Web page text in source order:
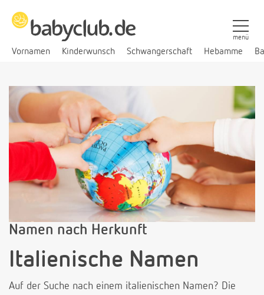
Vornamen Kinderwunsch Schwangerschaft Hebamme
menü
Namen nach Herkunft
Italienische Namen
Auf der Suche nach einem italienischen Namen? Die